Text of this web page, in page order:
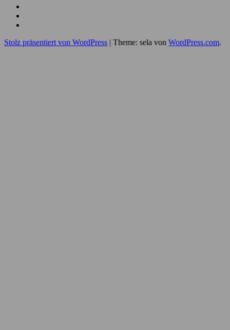
Twitter
auch
Stolz präsentiert von WordPress | Theme: sela von WordPress.com.